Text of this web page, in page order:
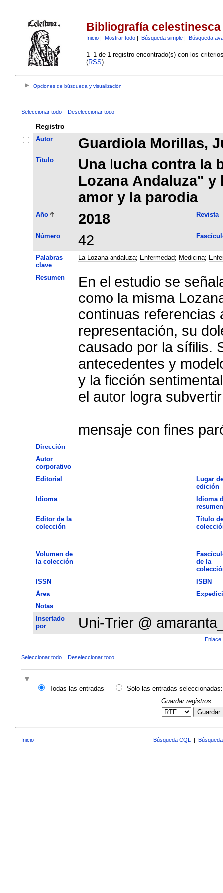
Bibliografía celestinesca
Inicio| Mostrar todo| Búsqueda simple| Búsqueda
1–1 de 1 registro encontrado(s) con los
(RSS):
Opciones de búsqueda y visualización
Seleccionar todo Deseleccionar todo
Registro
Autor Guardiola Morillas,
Título
Una lucha contra la
Lozana Andaluza" y
amor y la parodia
Año 2018 Revista
Número 42
Palabras
clave
La Lozana andaluza; Enfermedad; Medicina;
Resumen
En el estudio se
como la misma
continuas referencias
representación, su
causado por la sífilis.
antecedentes y
y la ficción
el autor logra
mensaje con fines
Dirección
Autor
corporativo
Editorial
Lugar de
edición
Idioma
Idioma
resumen
Editor de la
colección
Título
Volumen de
la colección
de la
ISSN
ISBN
Área
Notas
Insertado
por
Uni-Trier @
Enlace
Seleccionar todo Deseleccionar todo
Todas las entradas
Sólo las entradas seleccionadas:
Guardar registros:
Guardar
Inicio Búsqueda CQL